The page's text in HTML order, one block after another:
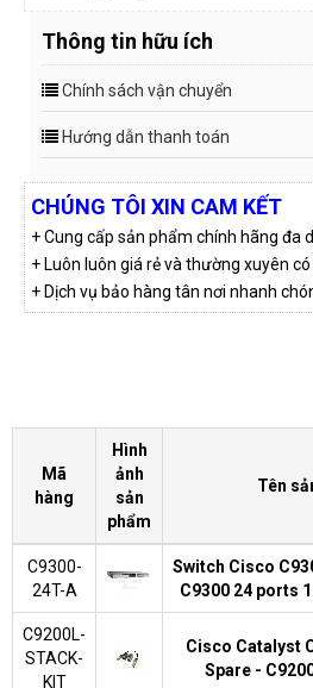
Thông tin hữu ích
Chính sách vận chuyển
Hướng dẫn thanh toán
CHÚNG TÔI XIN CAM KẾT
+ Cung cấp sản phẩm chính hãng đa
+ Luôn luôn giá rẻ và thường xuyên
+ Dịch vụ bảo hàng tân nơi nhanh
Mã
hàng
Hình
ảnh
sản
phẩm
Tên
C9300-
24T-A
Switch Cisco
C9300 24 ports
C9200L-
STACK-
KIT
Cisco Catalyst
Spare -